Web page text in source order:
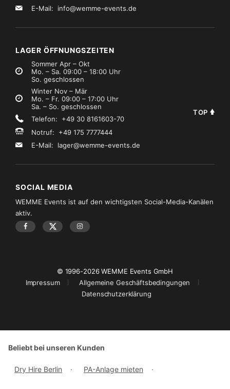
E-Mail: info@wemme-events.de
LAGER ÖFFNUNGSZEITEN
Sommer Apr – Okt
Mo. – Sa. 09:00 – 18:00 Uhr
So. geschlossen
Winter Nov – Mär
Mo. – Fr. 09:00 – 17:00 Uhr
Sa. – So. geschlossen
Telefon: +49 30 8161603-70
Notruf: +49 175 7777444
E-Mail: lager@wemme-events.de
SOCIAL MEDIA
WEMME Events ist auf den wichtigsten Social-Media-Kanälen
aktiv.
© 1996-2026 WEMME Events GmbH
Impressum
Allgemeine Geschäftsbedingungen
Datenschutzerklärung
TOP
Beliebt bei unseren Kunden
Dry Hire Berlin · PA-Anlage mieten ·